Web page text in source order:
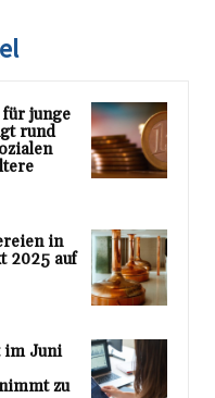
junge
rund
in
2025 auf
im Juni
zu